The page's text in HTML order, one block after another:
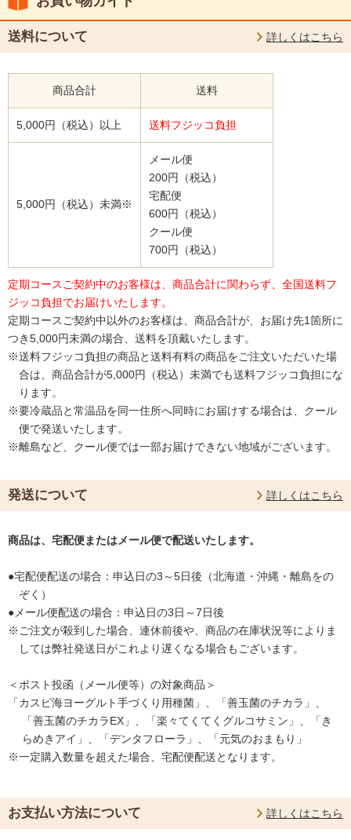
送料について 詳しくはこちら
商品合計 送料
5,000円（税込）以上 送料フジッコ負担
5,000円（税込）未満※
メール便
200円（税込）
宅配便
600円（税込）
クール便
700円（税込）
定期コースご契約中のお客様は、商品合計に関わらず、全国送料フ
ジッコ負担でお届けいたします。
定期コースご契約中以外のお客様は、商品合計が、お届け先1箇所に
つき5,000円未満の場合、送料を頂戴いたします。
※送料フジッコ負担の商品と送料有料の商品をご注文いただいた場
合は、商品合計が5,000円（税込）未満でも送料フジッコ負担にな
ります。
※要冷蔵品と常温品を同一住所へ同時にお届けする場合は、クール
便で発送いたします。
※離島など、クール便では一部お届けできない地域がございます。
発送について 詳しくはこちら
商品は、宅配便またはメール便で配送いたします。
●宅配便配送の場合：申込日の3～5日後（北海道・沖縄・離島をの
ぞく）
●メール便配送の場合：申込日の3日～7日後
※ご注文が殺到した場合、連休前後や、商品の在庫状況等によりま
しては弊社発送日がこれより遅くなる場合もございます。
＜ポスト投函（メール便等）の対象商品＞
「カスピ海ヨーグルト手づくり用種菌」、「善玉菌のチカラ」、
「善玉菌のチカラEX」、「楽々てくてくグルコサミン」、「き
らめきアイ」、「デンタフローラ」、「元気のおまもり」
※一定購入数量を超えた場合、宅配便配送となります。
お支払い方法について 詳しくはこちら